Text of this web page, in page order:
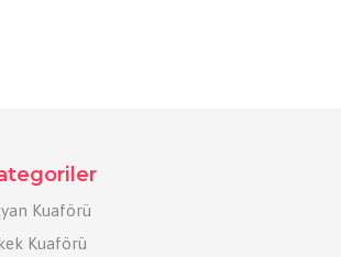
Kuaförü
Kuaförü